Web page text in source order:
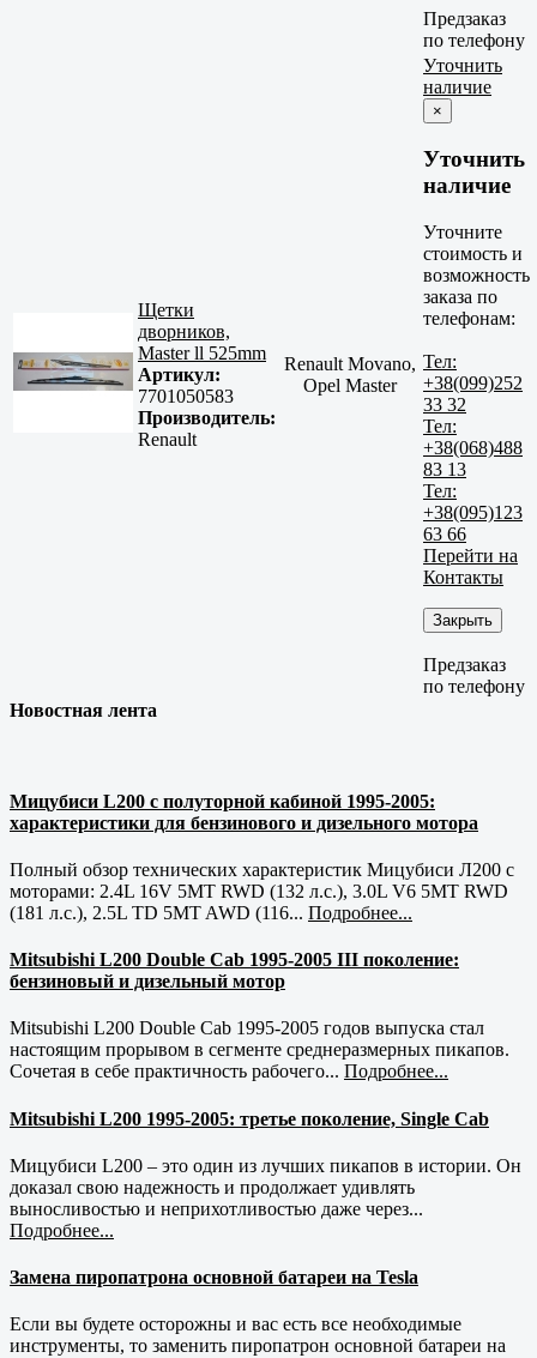
Предзаказ
по телефону
Щетки
дворников,
Master ll 525mm
Артикул:
7701050583
Производитель:
Renault
Renault Movano,
Opel Master
Уточнить
наличие
×
Уточнить
наличие
Уточните
стоимость и
возможность
заказа по
телефонам:
Тел:
+38(099)252
33 32
Тел:
+38(068)488
83 13
Тел:
+38(095)123
63 66
Перейти на
Контакты
Закрыть
Предзаказ
по телефону
Новостная лента
Мицубиси L200 с полуторной кабиной 1995-2005:
характеристики для бензинового и дизельного мотора
Полный обзор технических характеристик Мицубиси Л200 с
моторами: 2.4L 16V 5MT RWD (132 л.с.), 3.0L V6 5MT RWD
(181 л.с.), 2.5L TD 5MT AWD (116... Подробнее...
Mitsubishi L200 Double Cab 1995-2005 III поколение:
бензиновый и дизельный мотор
Mitsubishi L200 Double Cab 1995-2005 годов выпуска стал
настоящим прорывом в сегменте среднеразмерных пикапов.
Сочетая в себе практичность рабочего... Подробнее...
Mitsubishi L200 1995-2005: третье поколение, Single Cab
Мицубиси L200 – это один из лучших пикапов в истории. Он
доказал свою надежность и продолжает удивлять
выносливостью и неприхотливостью даже через...
Подробнее...
Замена пиропатрона основной батареи на Tesla
Если вы будете осторожны и вас есть все необходимые
инструменты, то заменить пиропатрон основной батареи на